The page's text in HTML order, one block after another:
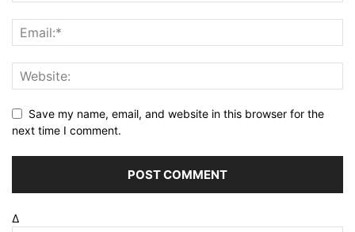
Save my name, email, and website in this browser for the
next time I comment.
Δ